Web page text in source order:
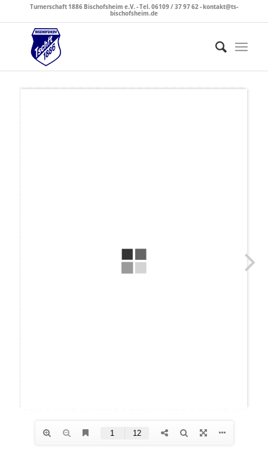
Turnerschaft 1886 Bischofsheim e.V. - Tel. 06109 / 37 97 62 - kontakt@ts-
bischofsheim.de